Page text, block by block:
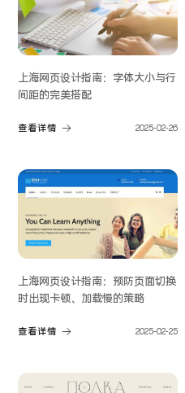
上海网页设计指南：字体大小与行
间距的完美搭配
查看详情 2025-02-26
上海网页设计指南：预防页面切换
时出现卡顿、加载慢的策略
查看详情 2025-02-25